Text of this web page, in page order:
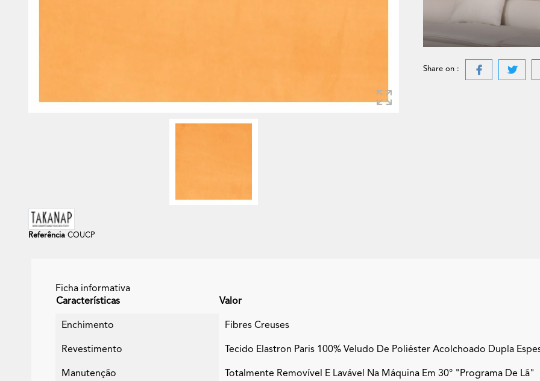
Share on :
Referência COUCP
Ficha informativa
Características
Valor
Enchimento Fibres Creuses
Revestimento Tecido Elastron Paris 100% Veludo De Poliéster Acolchoado Dupla
Manutenção Totalmente Removível E Lavável Na Máquina Em 30° "programa De Lã"